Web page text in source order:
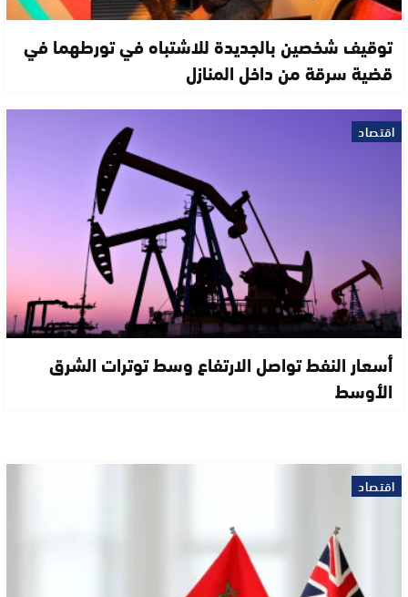
توقيف شخصين بالجديدة للاشتباه في تورطهما في
قضية سرقة من داخل المنازل
اقتصاد
أسعار النفط تواصل الارتفاع وسط توترات الشرق
الأوسط
اقتصاد